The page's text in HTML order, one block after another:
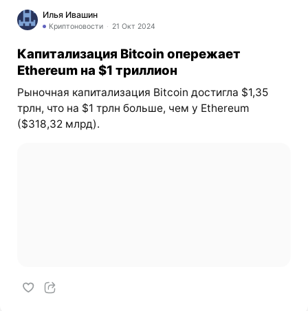
Илья Ивашин
Криптоновости 21 Окт 2024
Капитализация Bitcoin опережает
Ethereum на $1 триллион
Рыночная капитализация Bitcoin достигла $1,35
трлн, что на $1 трлн больше, чем у Ethereum
($318,32 млрд).